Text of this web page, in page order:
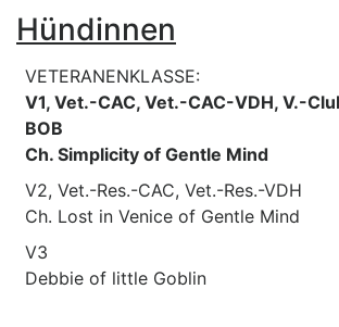
Hündinnen
VETERANENKLASSE:
V1, Vet.-CAC, Vet.-CAC-VDH, V.-
BOB
Ch. Simplicity of Gentle Mind
V2, Vet.-Res.-CAC, Vet.-Res.-VDH
Ch. Lost in Venice of Gentle Mind
V3
Debbie of little Goblin